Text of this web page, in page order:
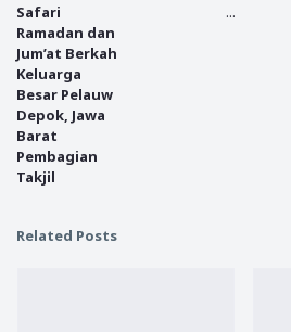
Safari
Ramadan dan
Jum’at Berkah
Keluarga
Besar Pelauw
Depok, Jawa
Barat
Pembagian
Takjil
...
Related Posts